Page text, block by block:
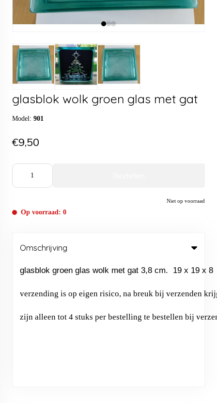
glasblok wolk groen glas met gat
Model: 901
€9,50
Niet op voorraad
Op voorraad: 0
Omschrijving
glasblok groen glas wolk met gat 3,8 cm.  19 x 19 x 8
verzending is op eigen risico, na breuk bij verzenden
zijn alleen tot 4 stuks per bestelling te bestellen bij